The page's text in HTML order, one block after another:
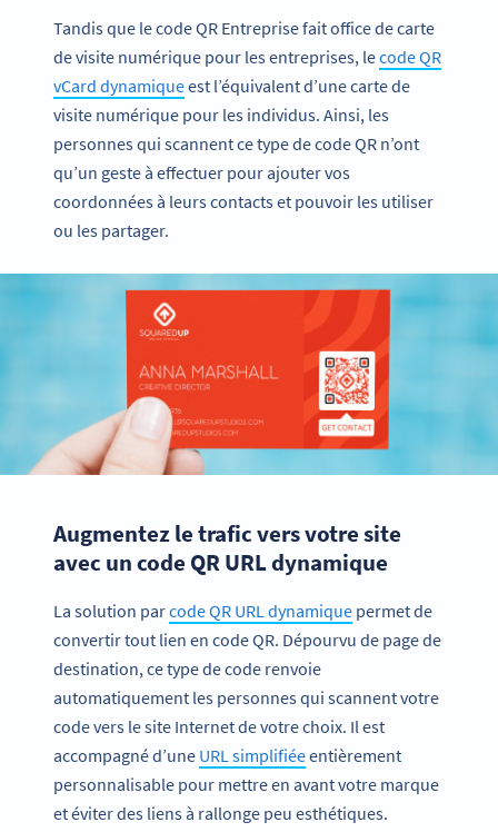
Tandis que le code QR Entreprise fait office de carte
de visite numérique pour les entreprises, lecode QR
vCard dynamiqueest l’équivalent d’une carte de
visite numérique pour les individus. Ainsi, les
personnes qui scannent ce type de code QR n’ont
qu’un geste à effectuer pour ajouter vos
coordonnées à leurs contacts et pouvoir les utiliser
ou les partager.
Augmentez le trafic vers votre site
avec un code QR URL dynamique
La solution parcode QR URL dynamique permet de
convertir tout lien en code QR. Dépourvu de page de
destination, ce type de code renvoie
automatiquement les personnes qui scannent votre
code vers le site Internet de votre choix. Il est
accompagné d’une URL simplifiéeentièrement
personnalisable pour mettre en avant votre marque
et éviter des liens à rallonge peu esthétiques.